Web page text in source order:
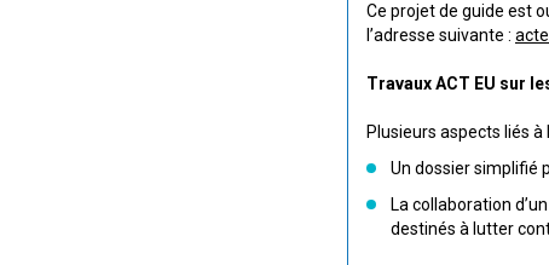
Ce projet de guide est
l’adresse suivante :
Travaux ACT EU sur
Plusieurs aspects liés
Un dossier simplifié
La collaboration
destinés à lutter